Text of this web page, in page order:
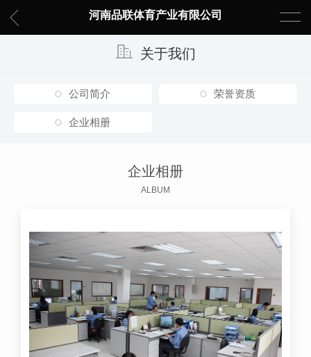
河南品联体育产业有限公司
关于我们
公司简介 荣誉资质
企业相册
企业相册
ALBUM